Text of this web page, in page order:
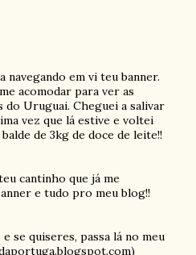
navegando em vi teu banner.
acomodar para ver as
do Uruguai. Cheguei a salivar
vez que lá estive e voltei
de 3kg de doce de leite!!
cantinho que já me
e tudo pro meu blog!!
se quiseres, passa lá no meu